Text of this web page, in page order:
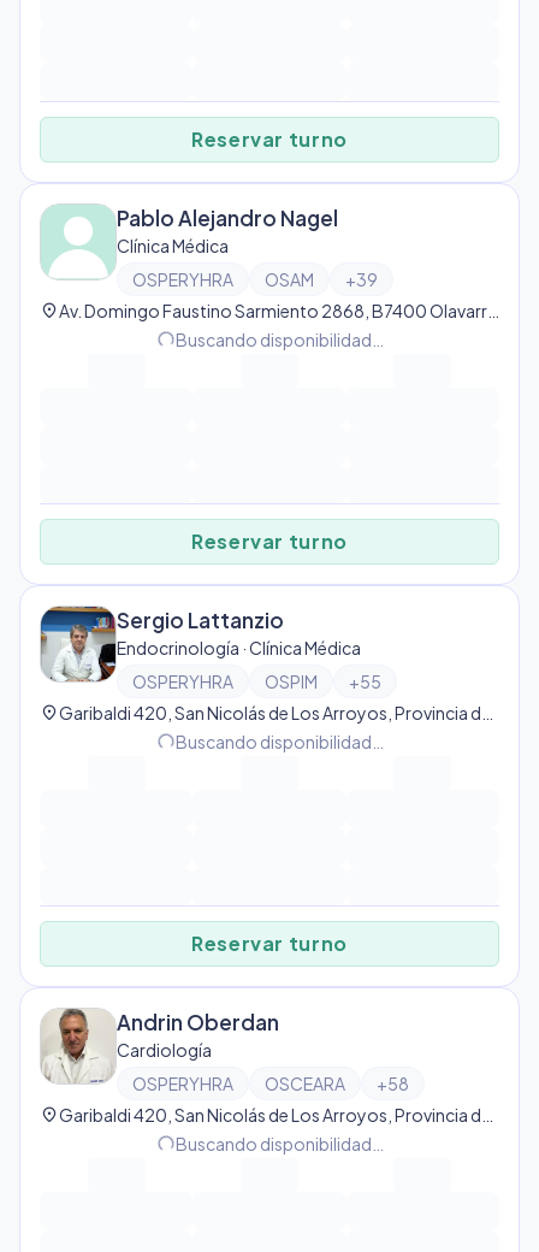
Reservar turno
Pablo Alejandro Nagel
Clínica Médica
OSPERYHRA
OSAM +39
location_on
progress_activityBuscando disponibilidad…
Reservar turno
Sergio Lattanzio
Endocrinología · Clínica Médica
OSPERYHRA
OSPIM +55
location_on
progress_activityBuscando disponibilidad…
Reservar turno
Andrin Oberdan
Cardiología
OSPERYHRA
OSCEARA +58
location_on
progress_activityBuscando disponibilidad…